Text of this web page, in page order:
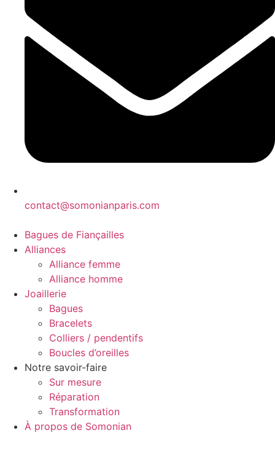
contact@somonianparis.com
Bagues de Fiançailles
Alliances
Alliance femme
Alliance homme
Joaillerie
Bagues
Bracelets
Colliers / pendentifs
Boucles d’oreilles
Notre savoir-faire
Sur mesure
Réparation
Transformation
À propos de Somonian